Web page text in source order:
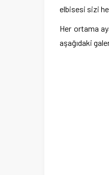
elbisesi sizi
Her ortama
aşağıdaki